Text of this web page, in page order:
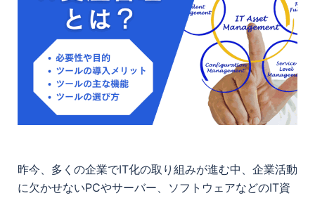
昨今、多くの企業でIT化の取り組みが進む中、企業活動
に欠かせないPCやサーバー、ソフトウェアなどのIT資